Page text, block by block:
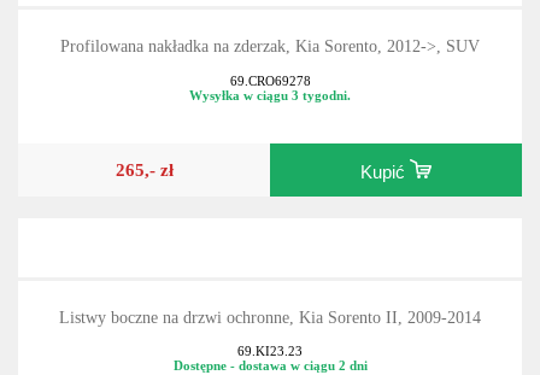
Profilowana nakładka na zderzak, Kia Sorento, 2012->, SUV
69.CRO69278
Wysyłka w ciągu 3 tygodni.
265,- zł Kupić
Listwy boczne na drzwi ochronne, Kia Sorento II, 2009-2014
69.KI23.23
Dostępne - dostawa w ciągu 2 dni